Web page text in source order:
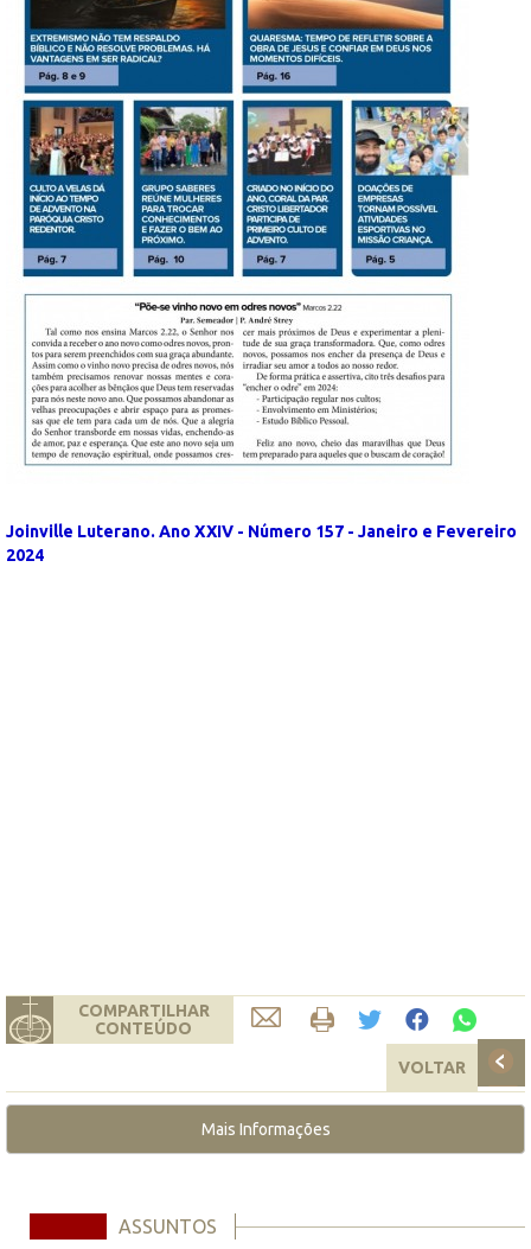
Joinville Luterano. Ano XXIV - Número 157 - Janeiro e Fevereiro
2024
COMPARTILHAR
CONTEÚDO
VOLTAR
Mais Informações
ASSUNTOS